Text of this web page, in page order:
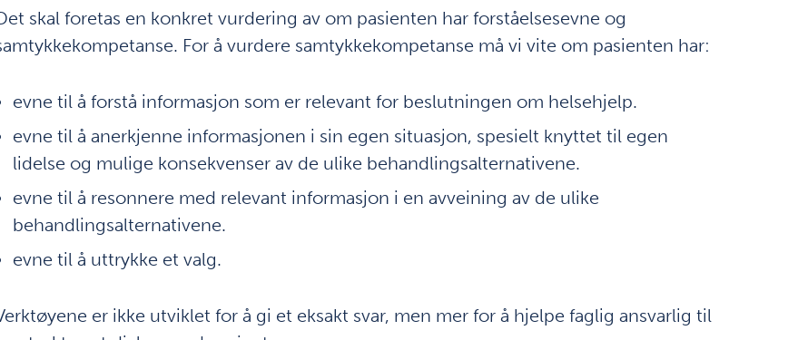
skal foretas en konkret vurdering av om pasienten har forståelsesevne og
For å vurdere samtykkekompetanse må vi vite om pasienten har:
evne til å forstå informasjon som er relevant for beslutningen om helsehjelp.
evne til å anerkjenne informasjonen i sin egen situasjon, spesielt knyttet til egen
lidelse og mulige konsekvenser av de ulike behandlingsalternativene.
evne til å resonnere med relevant informasjon i en avveining av de ulike
behandlingsalternativene.
evne til å uttrykke et valg.
er ikke utviklet for å gi et eksakt svar, men mer for å hjelpe faglig ansvarlig til